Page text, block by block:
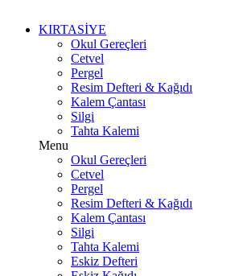
KIRTASİYE
Okul Gereçleri
Cetvel
Pergel
Resim Defteri & Kağıdı
Kalem Çantası
Silgi
Tahta Kalemi
Menu
Okul Gereçleri
Cetvel
Pergel
Resim Defteri & Kağıdı
Kalem Çantası
Silgi
Tahta Kalemi
Eskiz Defteri